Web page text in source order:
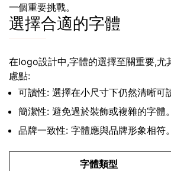
一個重要挑戰。
選擇合適的字體
在logo設計中,字體的選擇至關重要,
慮點:
可讀性: 選擇在小尺寸下仍然清晰可
簡潔性: 避免過於裝飾或複雜的字體。
品牌一致性: 字體應與品牌形象相符。
字體類型